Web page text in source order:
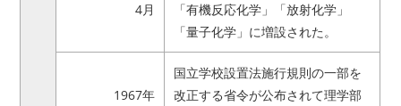
4月
「有機反応化学」「放射化学」
「量子化学」に増設された。
1967年
国立学校設置法施行規則の一部を
改正する省令が公布されて理学部